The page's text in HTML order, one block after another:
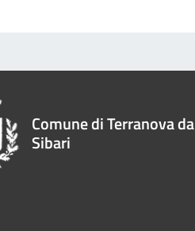
Comune di Terranova da
Sibari